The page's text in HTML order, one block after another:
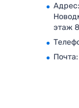
этаж
Почта: